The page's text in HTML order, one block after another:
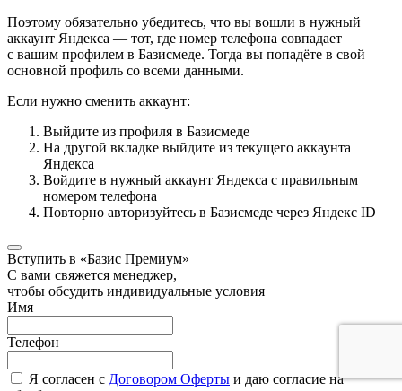
Поэтому обязательно убедитесь, что вы вошли в нужный
аккаунт Яндекса — тот, где номер телефона совпадает
с вашим профилем в Базисмеде. Тогда вы попадёте в свой
основной профиль со всеми данными.
Если нужно сменить аккаунт:
Выйдите из профиля в Базисмеде
На другой вкладке выйдите из текущего аккаунта
Яндекса
Войдите в нужный аккаунт Яндекса с правильным
номером телефона
Повторно авторизуйтесь в Базисмеде через Яндекс ID
Вступить в «Базис Премиум»
С вами свяжется менеджер,
чтобы обсудить индивидуальные условия
Имя
Телефон
Я согласен с Договором Оферты и даю согласие на